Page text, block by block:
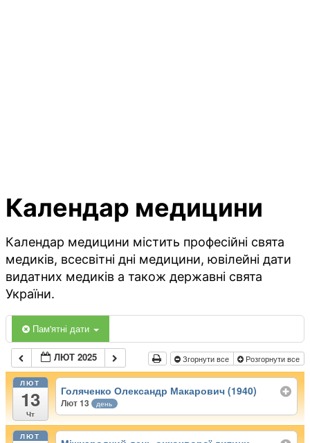
Календар медицини
Календар медицини містить професійні свята
медиків, всесвітні дні медицини, ювілейні дати
видатних медиків а також державні свята
України.
Пам'ятні дати
ЛЮТ 2025 Згорнути все Розгорнути все
ЛЮТ
13
Чт
Голяченко Олександр Макарович (1940)
Лют 13 день
ЛЮТ